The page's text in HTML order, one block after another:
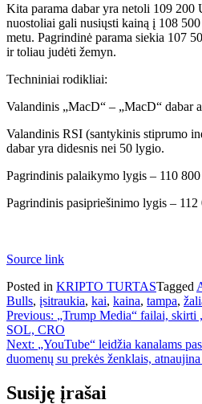
Kita parama dabar yra netoli 109 200
nuostoliai gali nusiųsti kainą į 108
metu. Pagrindinė parama siekia 107
ir toliau judėti žemyn.
Techniniai rodikliai:
Valandinis „MacD“ – „MacD“ dabar
Valandinis RSI (santykinis stiprumo
dabar yra didesnis nei 50 lygio.
Pagrindinis palaikymo lygis – 110
Pagrindinis pasipriešinimo lygis –
Source link
Posted in KRIPTO TURTASTagged
Bulls, įsitraukia, kai, kaina, tampa,
Navigacija
tarp
įrašų
Previous: „Trump Media“ failai,
SOL, CRO
Next: „YouTube“ leidžia kanalams
duomenų su prekės ženklais,
Susiję įrašai